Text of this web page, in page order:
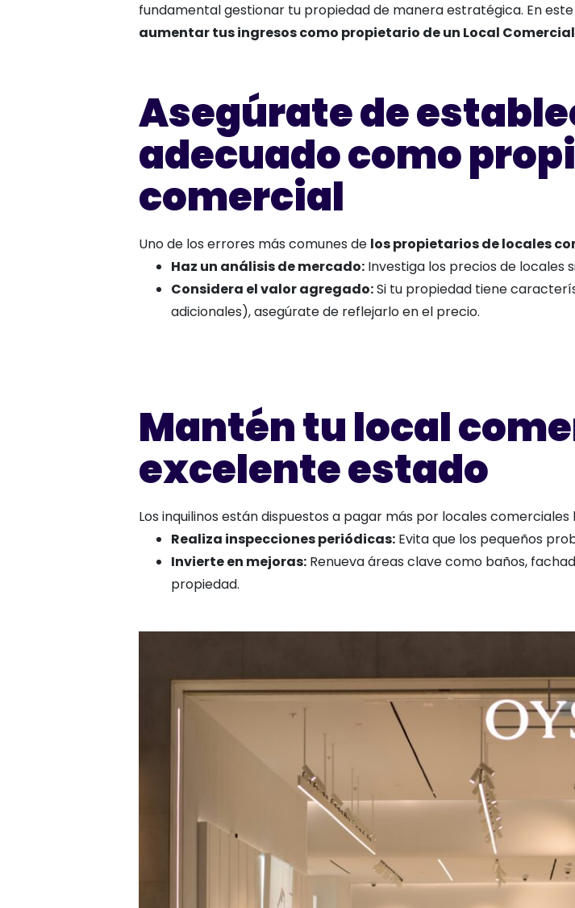
fundamental gestionar tu propiedad de manera estratégica. En
aumentar tus ingresos como propietario de un Local
Asegúrate de
adecuado como
comercial
Uno de los errores más comunes de los propietarios de locales
Haz un análisis de mercado: Investiga los precios de locales
Considera el valor agregado:Si tu propiedad tiene
adicionales), asegúrate de reflejarlo en el precio.
Mantén tu local
excelente estado
Los inquilinos están dispuestos a pagar más por locales comerciales
Realiza inspecciones periódicas: Evita que los pequeños
Invierte en mejoras: Renueva áreas clave como baños,
propiedad.